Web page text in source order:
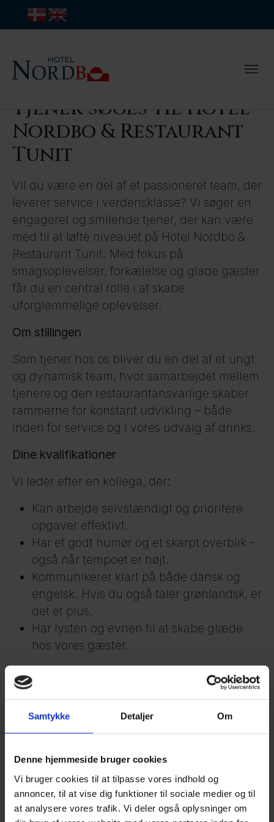
Samtykke Detaljer Om
Denne hjemmeside bruger cookies
Vi bruger cookies til at tilpasse vores indhold og
annoncer, til at vise dig funktioner til sociale medier og til
at analysere vores trafik. Vi deler også oplysninger om
Tjener søges til Hotel
Nordbo & Restaurant
Tunit
Vil du være en del af et passioneret team, der
leverer service i verdensklasse? Vi søger en
engageret og smilende tjener, der kan være
med til at løfte niveauet på Hotel Nordbo &
Restaurant Tunit. Med fokus på
smagsoplevelser, forkælelse og glade gæster
får du en central rolle i at skabe
uforglemmelige oplevelser.
Om stillingen
Som tjener hos os bliver du en del af et ungt
og dynamisk team, hvor samarbejdet mellem
tjenere og den restaurantansvarlige skaber
rammerne for konstant udvikling – både
inden for service og i vores udvalg af drinks.
Dine kvalifikationer
Vi leder efter en kollega, der:
Kan arbejde selvstændigt og prioritere
opgaver effektivt.
Har et godt humør og et skarpt overblik –
også når tempoet er højt.
Kommunikerer klart på både dansk og
engelsk. Hvis du også taler grønlandsk, er
det et plus.
Har lysten og evnen til at skabe glæde
hos vores gæster.
Vi tilbyder
En dynamisk arbejdsplads med flad
struktur, hvor du har både ansvar og
indflydelse.
udvikle dig i rollen.
Løn efter kvalifikationer.
Om os